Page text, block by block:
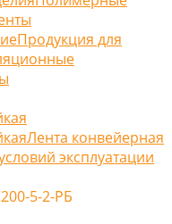
Продукция для
Лента конвейерная
эксплуатации
5-2-РБ